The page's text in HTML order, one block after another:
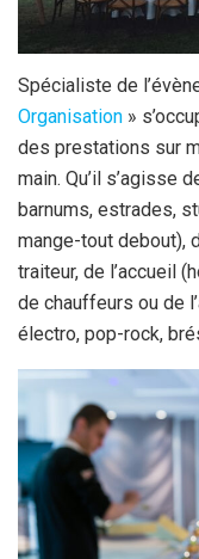
Spécialiste de
Organisation »
des prestations sur
main. Qu’il s’agisse
barnums, estrades,
mange-tout debout),
traiteur, de l’accueil
de chauffeurs ou de
électro, pop-rock,